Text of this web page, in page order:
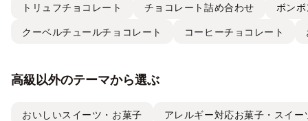
トリュフチョコレート チョコレート詰め合わせ ボン
クーベルチュールチョコレート コーヒーチョコレート
高級以外のテーマから選ぶ
おいしいスイーツ・お菓子 アレルギー対応お菓子・スイー